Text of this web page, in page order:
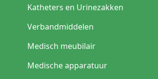
Katheters en Urinezakken
Verbandmiddelen
Medisch meubilair
Medische apparatuur